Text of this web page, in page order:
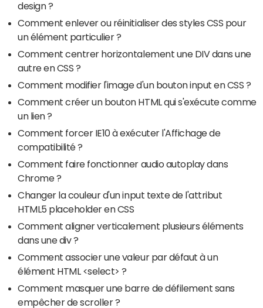
design ?
Comment enlever ou réinitialiser des styles CSS pour
un élément particulier ?
Comment centrer horizontalement une DIV dans une
autre en CSS ?
Comment modifier l'image d'un bouton input en CSS ?
Comment créer un bouton HTML qui s'exécute comme
un lien ?
Comment forcer IE10 à exécuter l'Affichage de
compatibilité ?
Comment faire fonctionner audio autoplay dans
Chrome ?
Changer la couleur d'un input texte de l'attribut
HTML5 placeholder en CSS
Comment aligner verticalement plusieurs éléments
dans une div ?
Comment associer une valeur par défaut à un
élément HTML <select> ?
Comment masquer une barre de défilement sans
empêcher de scroller ?